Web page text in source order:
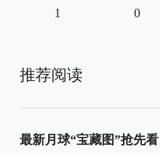
1 0
推荐阅读
最新月球“宝藏图”抢先看